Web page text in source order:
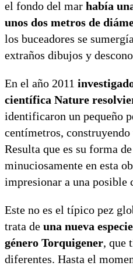
el fondo del mar había
unos dos metros de
los buceadores se
extraños dibujos y
En el año 2011
científica Nature
identificaron un pequeño
centímetros, construyendo
Resulta que es su forma
minuciosamente en esta
impresionar a una posible
Este no es el típico pez
trata de una nueva
género Torquigener, que
diferentes. Hasta el